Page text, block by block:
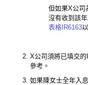
但如果X公司
沒有收到該
表格IR6163
X公司須將已填交
參考。
如果陳女士全年入